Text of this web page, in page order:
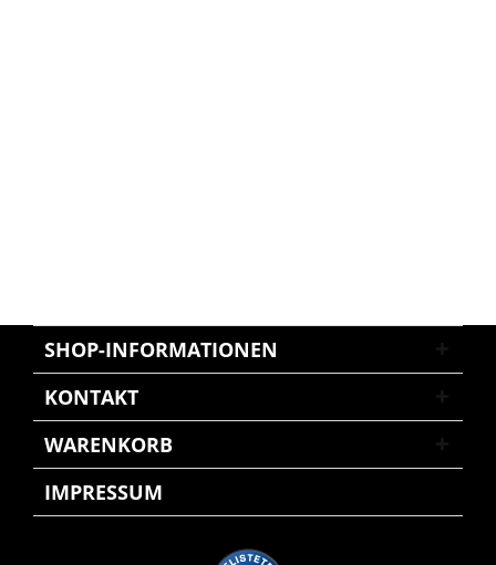
SHOP-INFORMATIONEN
KONTAKT
WARENKORB
IMPRESSUM